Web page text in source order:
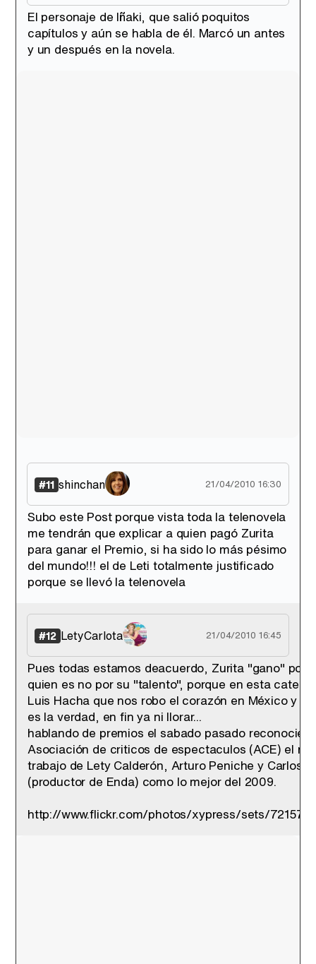
El personaje de Iñaki, que salió poquitos
capítulos y aún se habla de él. Marcó un antes
y un después en la novela.
#11 shinchan 21/04/2010 16:30
Subo este Post porque vista toda la telenovela
me tendrán que explicar a quien pagó Zurita
para ganar el Premio, si ha sido lo más pésimo
del mundo!!! el de Leti totalmente justificado
porque se llevó la telenovela
#12 LetyCarlota 21/04/2010 16:45
Pues todas estamos deacuerdo, Zurita "gano" por
quien es no por su "talento", porque en esta
Luis Hacha que nos robo el corazón en México y
es la verdad, en fin ya ni llorar...
hablando de premios el sabado pasado
Asociación de criticos de espectaculos (ACE) el
trabajo de Lety Calderón, Arturo Peniche y Carlos
(productor de Enda) como lo mejor del 2009.
http://www.flickr.com/photos/xypress/sets/